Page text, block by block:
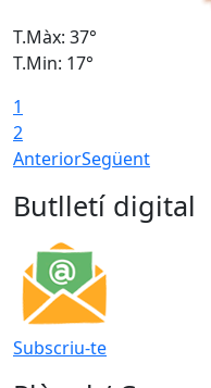
T.Màx: 37°
T.Min: 17°
1
2
AnteriorSegüent
Butlletí digital
Subscriu-te